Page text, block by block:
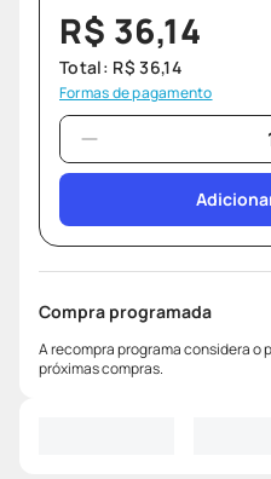
R$ 36,14
Total: R$ 36,14
Formas de pagamento
Compra programada
A recompra programa considera o
próximas compras.